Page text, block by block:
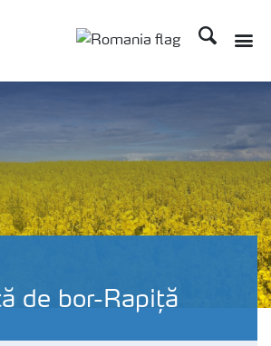
Căutare
de bor-Rapiță